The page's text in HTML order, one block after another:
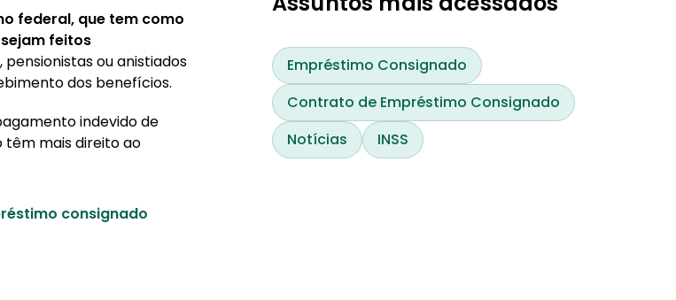
federal, que tem como
feitos
ou anistiados
dos benefícios.
indevido de
têm mais direito ao
consignado
Empréstimo Consignado
Contrato de Empréstimo Consignado
Notícias
INSS